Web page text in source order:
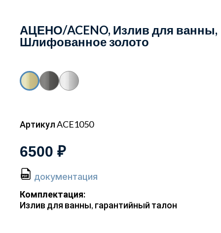
АЦЕНО/ACENO, Излив для ванны,
Шлифованное золото
Артикул ACE1050
6500 ₽
документация
Комплектация:
Излив для ванны, гарантийный талон